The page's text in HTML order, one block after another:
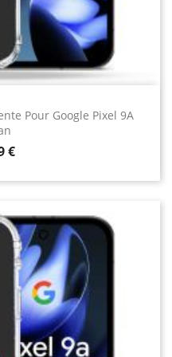
Pour Google Pixel 9A
€